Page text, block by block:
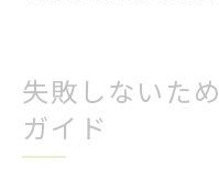
失敗しないた
ガイド